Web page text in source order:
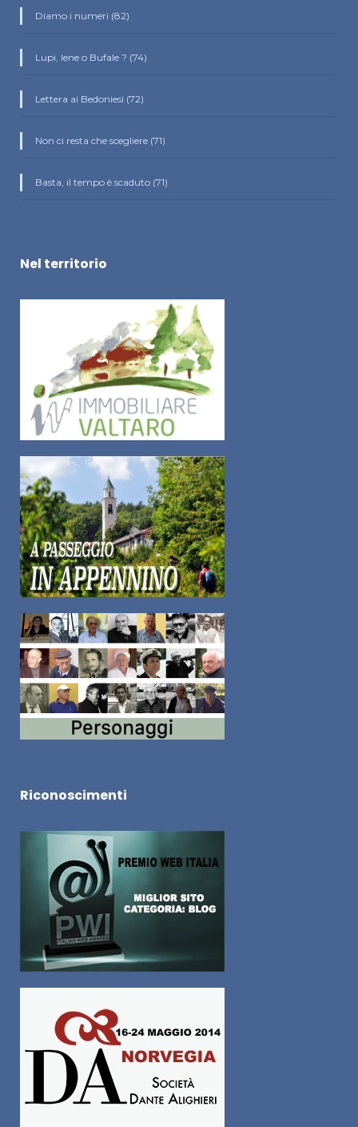
Diamo i numeri (82)
Lupi, Iene o Bufale ? (74)
Lettera ai Bedoniesi (72)
Non ci resta che scegliere (71)
Basta, il tempo è scaduto (71)
Nel territorio
Riconoscimenti